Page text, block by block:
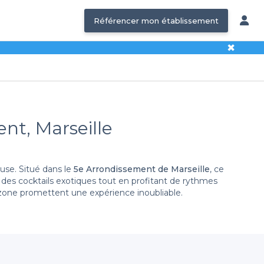
Référencer mon établissement
✖
Marseille
Situé dans le 5e Arrondissement de Marseille, ce
cocktails exotiques tout en profitant de rythmes
promettent une expérience inoubliable.
de découvrir une large sélection de bars qui se
les établissements, notamment les conditions de